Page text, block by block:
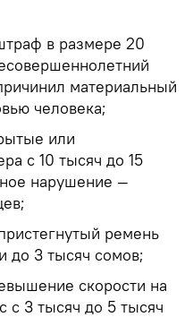
в размере 20
материальный
человека;
или
с 10 тысяч до 15
нарушение —
ремень
до 3 тысяч сомов;
скорости на
с 3 тысяч до 5 тысяч